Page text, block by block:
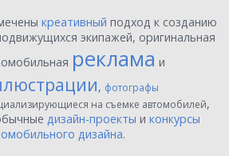
креативный подход к созданию
экипажей, оригинальная
реклама и
, фотографы
на съемке автомобилей,
дизайн-проекты и конкурсы
дизайна.